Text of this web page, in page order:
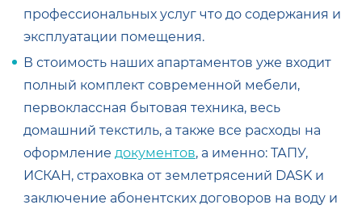
профессиональных услуг что до содержания и
эксплуатации помещения.
В стоимость наших апартаментов уже входит
полный комплект современной мебели,
первоклассная бытовая техника, весь
домашний текстиль, а также все расходы на
оформление документов, а именно: ТАПУ,
ИСКАН, страховка от землетрясений DASK и
заключение абонентских договоров на воду и